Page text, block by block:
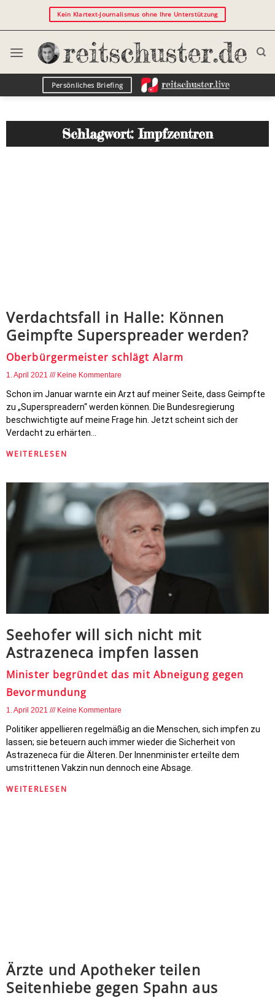
Kein Klartext-Journalismus ohne Ihre Unterstützung
Persönliches Briefing
Schlagwort: Impfzentren
Verdachtsfall in Halle: Können
Geimpfte Superspreader werden?
Oberbürgermeister schlägt Alarm
1. April 2021 Keine Kommentare
Schon im Januar warnte ein Arzt auf meiner Seite, dass Geimpfte
zu „Superspreadern“ werden können. Die Bundesregierung
beschwichtigte auf meine Frage hin. Jetzt scheint sich der
Verdacht zu erhärten…
WEITERLESEN
Seehofer will sich nicht mit
Astrazeneca impfen lassen
Minister begründet das mit Abneigung gegen
Bevormundung
1. April 2021 Keine Kommentare
Politiker appellieren regelmäßig an die Menschen, sich impfen zu
lassen; sie beteuern auch immer wieder die Sicherheit von
Astrazeneca für die Älteren. Der Innenminister erteilte dem
umstrittenen Vakzin nun dennoch eine Absage.
WEITERLESEN
Ärzte und Apotheker teilen
Seitenhiebe gegen Spahn aus